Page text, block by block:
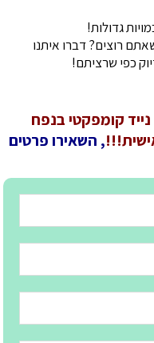
גדולות!
רוצים? דברו איתנו
כפי שרציתם!
קומפקטי בנפח
, השאירו פרטים